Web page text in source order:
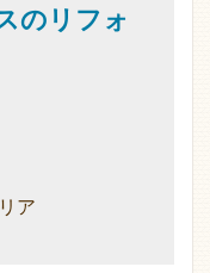
のリフォ
ア